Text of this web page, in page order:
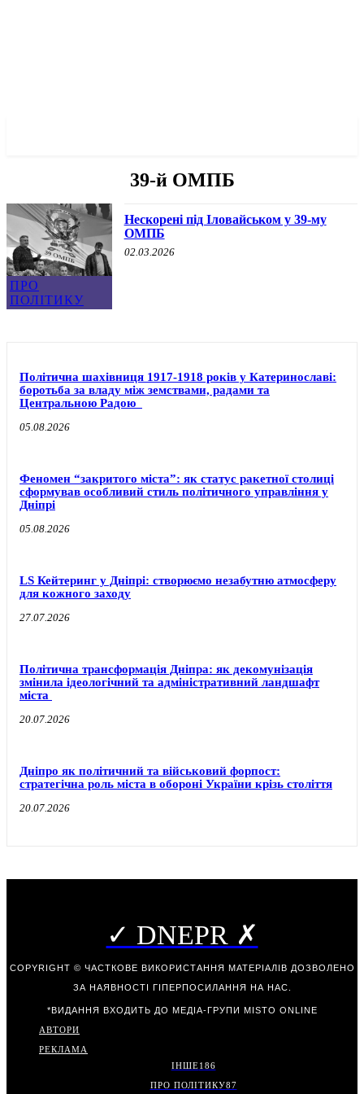
39-й ОМПБ
ПРО
ПОЛІТИКУ
Нескорені під Іловайськом у 39-му
ОМПБ
02.03.2026
Політична шахівниця 1917-1918 років у Катеринославі:
боротьба за владу між земствами, радами та
Центральною Радою
05.08.2026
Феномен “закритого міста”: як статус ракетної столиці
сформував особливий стиль політичного управління у
Дніпрі
05.08.2026
LS Кейтеринг у Дніпрі: створюємо незабутню атмосферу
для кожного заходу
27.07.2026
Політична трансформація Дніпра: як декомунізація
змінила ідеологічний та адміністративний ландшафт
міста
20.07.2026
Дніпро як політичний та військовий форпост:
стратегічна роль міста в обороні України крізь століття
20.07.2026
✓ DNEPR ✗
COPYRIGHT © ЧАСТКОВЕ ВИКОРИСТАННЯ МАТЕРІАЛІВ ДОЗВОЛЕНО
ЗА НАЯВНОСТІ ГІПЕРПОСИЛАННЯ НА НАС.
*ВИДАННЯ ВХОДИТЬ ДО МЕДІА-ГРУПИ MISTO ONLINE
АВТОРИ
РЕКЛАМА
ІНШЕ186
ПРО ПОЛІТИКУ87